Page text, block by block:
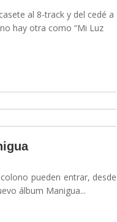
al 8-track y del cedé a
hay otra como “Mi Luz
pueden entrar, desde
álbum Manigua...